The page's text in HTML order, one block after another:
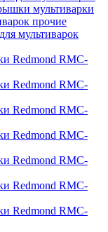
мультиварки
прочие
мультиварок
Redmond RMC-
Redmond RMC-
Redmond RMC-
Redmond RMC-
Redmond RMC-
Redmond RMC-
Redmond RMC-